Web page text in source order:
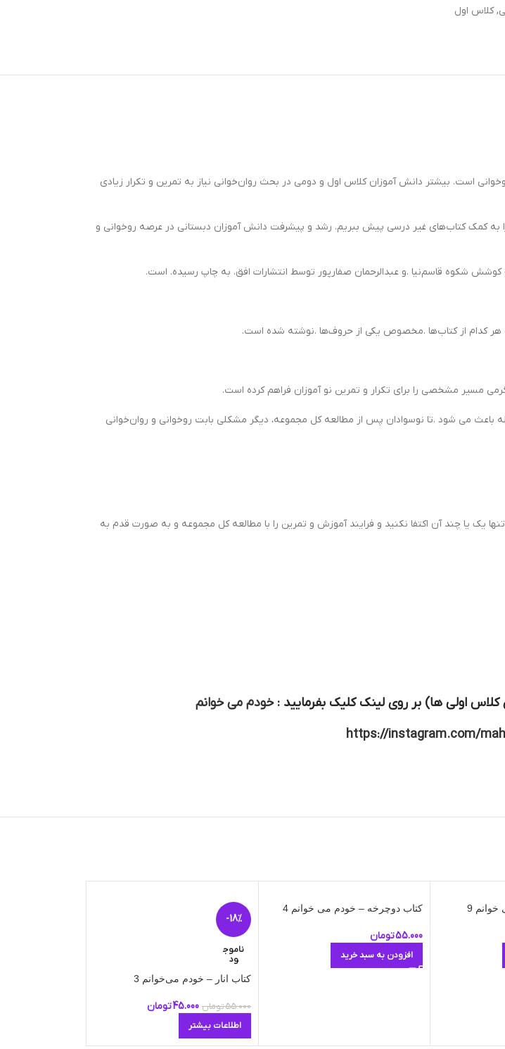
, کلاس اول
خوانی و روخوانی است. بیشتر دانش آموزان کلاس اول و دومی در بحث روان‌خوانی نیاز به تمرین و تکرار زیادی
به کمک کتاب‌های غیر درسی پیش ببریم. رشد و پیشرفت دانش آموزان دبستانی در عرصه روخوانی و
.است. همین مسئله باعث می شود .تا نو‌سوادان پس از مطالعه کل مجموعه، دیگر مشکلی بابت روخوانی و روان‌خوانی
یک یا چند آن اکتفا نکنید و فرایند آموزش و تمرین را با مطالعه کل مجموعه و به صورت قدم به
اولی ها) بر روی لینک کلیک بفرمایید :خودم می خوانم
https://instagram.com/
9 کتاب دوچرخه – خودم می‌ خوانم 4
55.000تومان
افزودن به سبد خرید
-18%
ناموج
ود
کتاب انار – خودم می‌خوانم 3
55.000تومان 45.000تومان
اطلاعات بیشتر